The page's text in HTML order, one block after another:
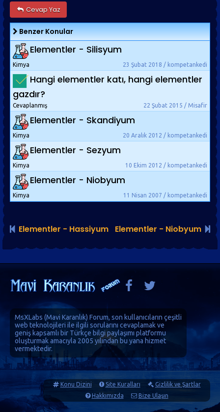
Cevap Yaz
Benzer Konular
Elementler - Silisyum
23 Şubat 2018 / kompetankedi
Kimya
Hangi elementler katı, hangi elementler
gazdır?
22 Şubat 2015 / Misafir
Cevaplanmış
Elementler - Skandiyum
20 Aralık 2012 / kompetankedi
Kimya
Elementler - Sezyum
10 Ekim 2012 / kompetankedi
Kimya
Elementler - Niobyum
11 Nisan 2007 / kompetankedi
Kimya
Elementler - Hassiyum Elementler - Niobyum
MsXLabs (Mavi Karanlık) Forum, son kullanıcıların çeşitli
web teknolojileri ile ilgili sorularını cevaplamak ve
geniş kapsamlı bir Türkçe bilgi paylaşımı platformu
oluşturmak amacıyla 2005 yılından bu yana hizmet
vermektedir.
Konu Dizini Site Kuralları
Gizlilik ve Şartlar
Hakkımızda
Bize Ulaşın